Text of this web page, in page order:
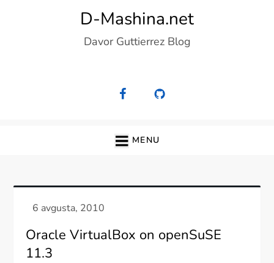
D-Mashina.net
Davor Guttierrez Blog
MENU
Oracle VirtualBox on openSuSE
11.3